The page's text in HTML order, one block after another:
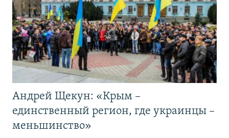
Андрей Щекун: «Крым –
единственный регион, где украинцы –
меньшинство»